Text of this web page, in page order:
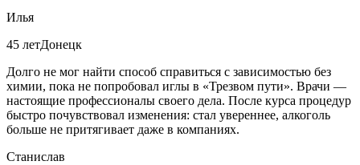
Илья
45 летДонецк
Долго не мог найти способ справиться с зависимостью без
химии, пока не попробовал иглы в «Трезвом пути». Врачи —
настоящие профессионалы своего дела. После курса процедур
быстро почувствовал изменения: стал увереннее, алкоголь
больше не притягивает даже в компаниях.
Станислав